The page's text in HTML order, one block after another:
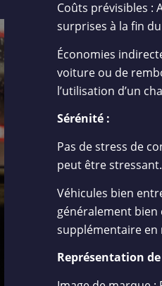
Coûts prévisibles :
surprises à la fin
Économies
voiture ou de
l’utilisation d’un
Sérénité :
Pas de stress de
peut être
Véhicules bien
généralement
supplémentaire en
Représentation